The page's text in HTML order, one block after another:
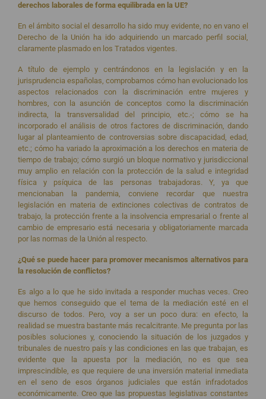
derechos laborales de forma equilibrada en la UE?
En el ámbito social el desarrollo ha sido muy evidente, no en vano el
Derecho de la Unión ha ido adquiriendo un marcado perfil social,
claramente plasmado en los Tratados vigentes.
A título de ejemplo y centrándonos en la legislación y en la
jurisprudencia españolas, comprobamos cómo han evolucionado los
aspectos relacionados con la discriminación entre mujeres y
hombres, con la asunción de conceptos como la discriminación
indirecta, la transversalidad del principio, etc.-; cómo se ha
incorporado el análisis de otros factores de discriminación, dando
lugar al planteamiento de controversias sobre discapacidad, edad,
etc.; cómo ha variado la aproximación a los derechos en materia de
tiempo de trabajo; cómo surgió un bloque normativo y jurisdiccional
muy amplio en relación con la protección de la salud e integridad
física y psíquica de las personas trabajadoras. Y, ya que
mencionaban la pandemia, conviene recordar que nuestra
legislación en materia de extinciones colectivas de contratos de
trabajo, la protección frente a la insolvencia empresarial o frente al
cambio de empresario está necesaria y obligatoriamente marcada
por las normas de la Unión al respecto.
¿Qué se puede hacer para promover mecanismos alternativos para
la resolución de conflictos?
Es algo a lo que he sido invitada a responder muchas veces. Creo
que hemos conseguido que el tema de la mediación esté en el
discurso de todos. Pero, voy a ser un poco dura: en efecto, la
realidad se muestra bastante más recalcitrante. Me pregunta por las
posibles soluciones y, conociendo la situación de los juzgados y
tribunales de nuestro país y las condiciones en las que trabajan, es
evidente que la apuesta por la mediación, no es que sea
imprescindible, es que requiere de una inversión material inmediata
en el seno de esos órganos judiciales que están infradotados
económicamente. Creo que las propuestas legislativas constantes